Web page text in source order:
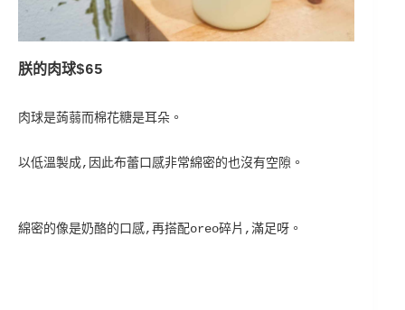
朕的肉球$65
肉球是蒟蒻而棉花糖是耳朵。
以低溫製成,因此布蕾口感非常綿密的也沒有空隙。
綿密的像是奶酪的口感,再搭配oreo碎片,滿足呀。